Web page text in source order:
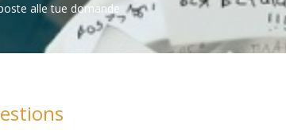
alle tue domande